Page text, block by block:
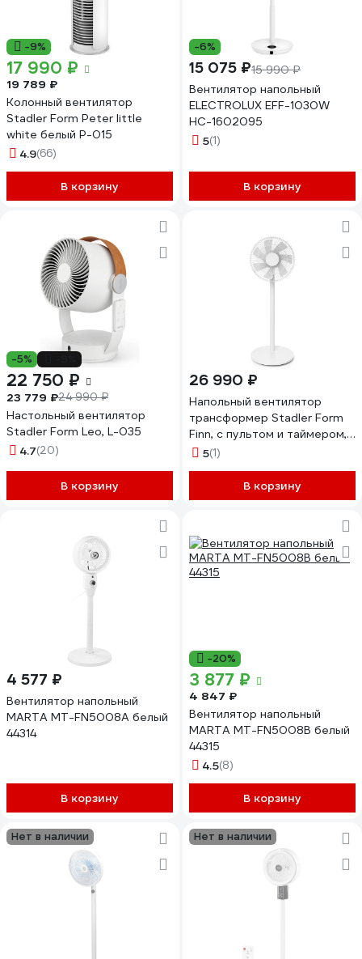
-9%
17 990 ₽
19 789 ₽
Колонный вентилятор
Stadler Form Peter little
white белый P-015
4.9(66)
В корзину
-6%
15 075 ₽15 990 ₽
Вентилятор напольный
ELECTROLUX EFF-1030W
НС-1602095
5(1)
В корзину
-5%
22 750 ₽
23 779 ₽24 990 ₽
Настольный вентилятор
Stadler Form Leo, L-035
4.7(20)
В корзину
26 990 ₽
Напольный вентилятор
трансформер Stadler Form
Finn, с пультом и таймером,
белый F-021
5(1)
В корзину
4 577 ₽
Вентилятор напольный
MARTA MT-FN5008A белый
44314
В корзину
-20%
3 877 ₽
4 847 ₽
Вентилятор напольный
MARTA MT-FN5008B белый
44315
4.5(8)
В корзину
Нет в наличии Нет в наличии